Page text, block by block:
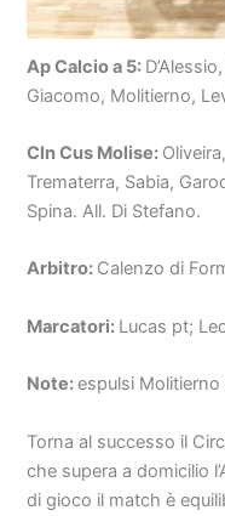
Ap Calcio a 5:
Giacomo, Molitierno,
Cln Cus Molise:
Trematerra, Sabia,
Spina. All. Di Stefano.
Arbitro: Calenzo di
Marcatori: Lucas pt;
Note:espulsi Molitierno
Torna al successo il
che supera a domicilio
di gioco il match è